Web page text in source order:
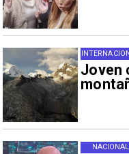
Joven
NACIONAL